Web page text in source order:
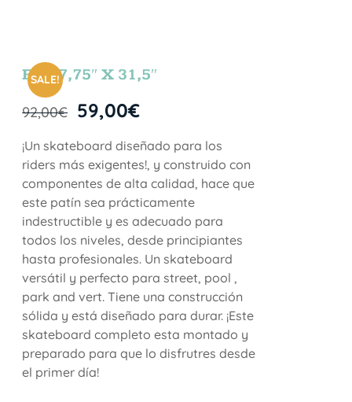
SALE!
FUN 7,75″ X 31,5″
92,00€ 59,00€
¡Un skateboard diseñado para los
riders más exigentes!, y construido con
componentes de alta calidad, hace que
este patín sea prácticamente
indestructible y es adecuado para
todos los niveles, desde principiantes
hasta profesionales. Un skateboard
versátil y perfecto para street, pool ,
park and vert. Tiene una construcción
sólida y está diseñado para durar. ¡Este
skateboard completo esta montado y
preparado para que lo disfrutres desde
el primer día!